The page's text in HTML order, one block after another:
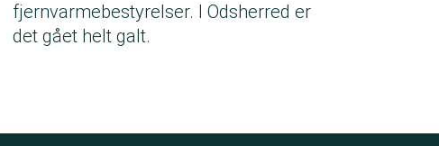
fjernvarmebestyrelser. I Odsherred er
det gået helt galt.